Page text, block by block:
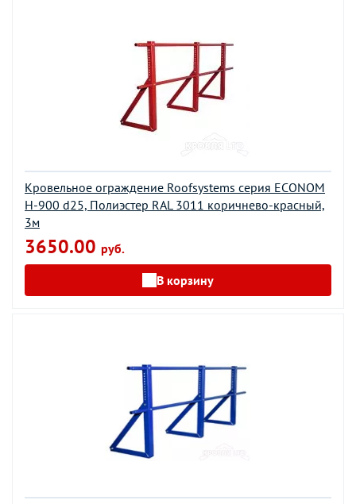
Кровельное ограждение Roofsystems серия ECONOM
H-900 d25, Полиэстер RAL 3011 коричнево-красный,
3м
3650.00 руб.
В корзину